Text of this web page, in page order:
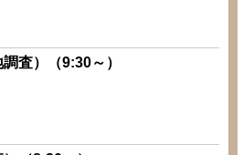
査）（9:30～）